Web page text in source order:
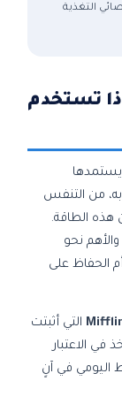
التغذية
تستخدم
يستمدها
من التنفس
هذه الطاقة.
نحو
الحفاظ على
التي أثبتت
في الاعتبار
اليومي في آنٍ